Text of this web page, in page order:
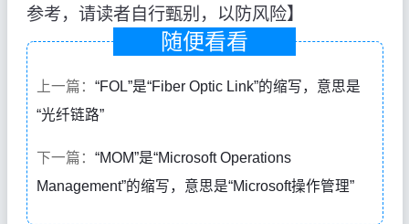
参考，请读者自行甄别，以防风险】
随便看看
上一篇： “FOL”是“Fiber Optic Link”的缩写，意思是
“光纤链路”
下一篇： “MOM”是“Microsoft Operations
Management”的缩写，意思是“Microsoft操作管理”